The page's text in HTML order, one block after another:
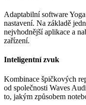
Adaptabilní software
nastavení. Na základě
nejvhodnější aplikace a
zařízení.
Inteligentní zvuk
Kombinace špičkových
od společnosti Waves
to, jakým způsobem